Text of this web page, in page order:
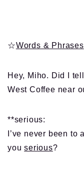
☆Words & Phrases
Hey, Miho. Did I
West Coffee near
**serious:
I’ve never been to
youserious?